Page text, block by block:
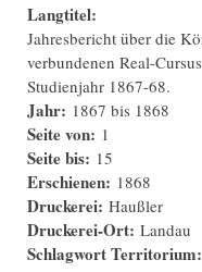
Langtitel:
Jahresbericht über die
verbundenen Real-
Studienjahr 1867-68.
Jahr: 1867 bis 1868
Seite von: 1
Seite bis: 15
Erschienen: 1868
Druckerei: Haußler
Druckerei-Ort: Landau
Schlagwort Territorium: